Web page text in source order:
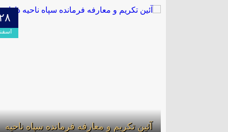
آئین تکریم و معارفه فرمانده سپاه ناحیه